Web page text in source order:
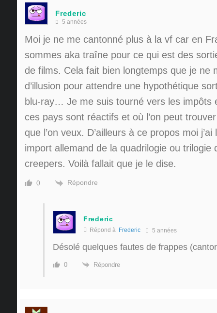
Frederic
5 années
Moi je ne me cantonné plus à la vf car en
sommes aka traîne pour ce qui est des
de films. Cela fait bien longtemps que je ne
d’illusion pour attendre une hypothétique
blu-ray… Je me suis tourné vers les impôts
ces pays sont réactifs et où l’on peut
que l’on veux. D’ailleurs à ce propos moi
import allemand de la quadrilogie ou trilogie
creepers. Voilà fallait que je le dise.
0 Répondre
Frederic
Répond à Frederic 5 années
Désolé quelques fautes de frappes
0 Répondre